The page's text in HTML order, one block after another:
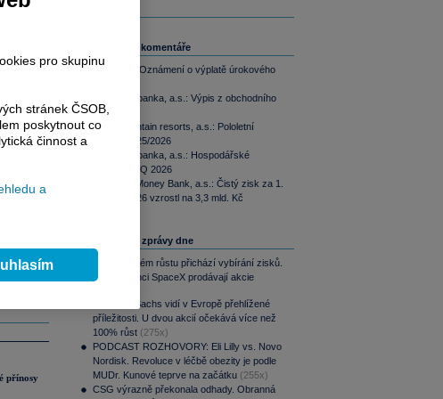
se
přínosy
Související komentáře
ČEZ, a.s.: Oznámení o výplatě úrokového
Komerční banka, a.s.: Výpis z obchodního
rejstříku
Tatry mountain resorts, a.s.: Pololetní
zpráva 2025/2026
Komerční banka, a.s.: Hospodářské
výsledky 2Q 2026
MONETA Money Bank, a.s.: Čistý zisk za 1.
pololetí 2026 vzrostl na 3,3 mld. Kč
Nejčtenější zprávy dne
Po raketovém růstu přichází vybírání zisků.
Zaměstnanci SpaceX prodávají akcie
Goldman Sachs vidí v Evropě přehlížené
příležitosti. U dvou akcií očekává více než
100% růst (275x)
PODCAST ROZHOVORY: Eli Lilly vs. Novo
Nordisk. Revoluce v léčbě obezity je podle
MUDr. Kunové teprve na začátku (255x)
CSG výrazně překonala odhady. Obranná
pro skupinu
stránek ČSOB,
poskytnout co
činnost a
a